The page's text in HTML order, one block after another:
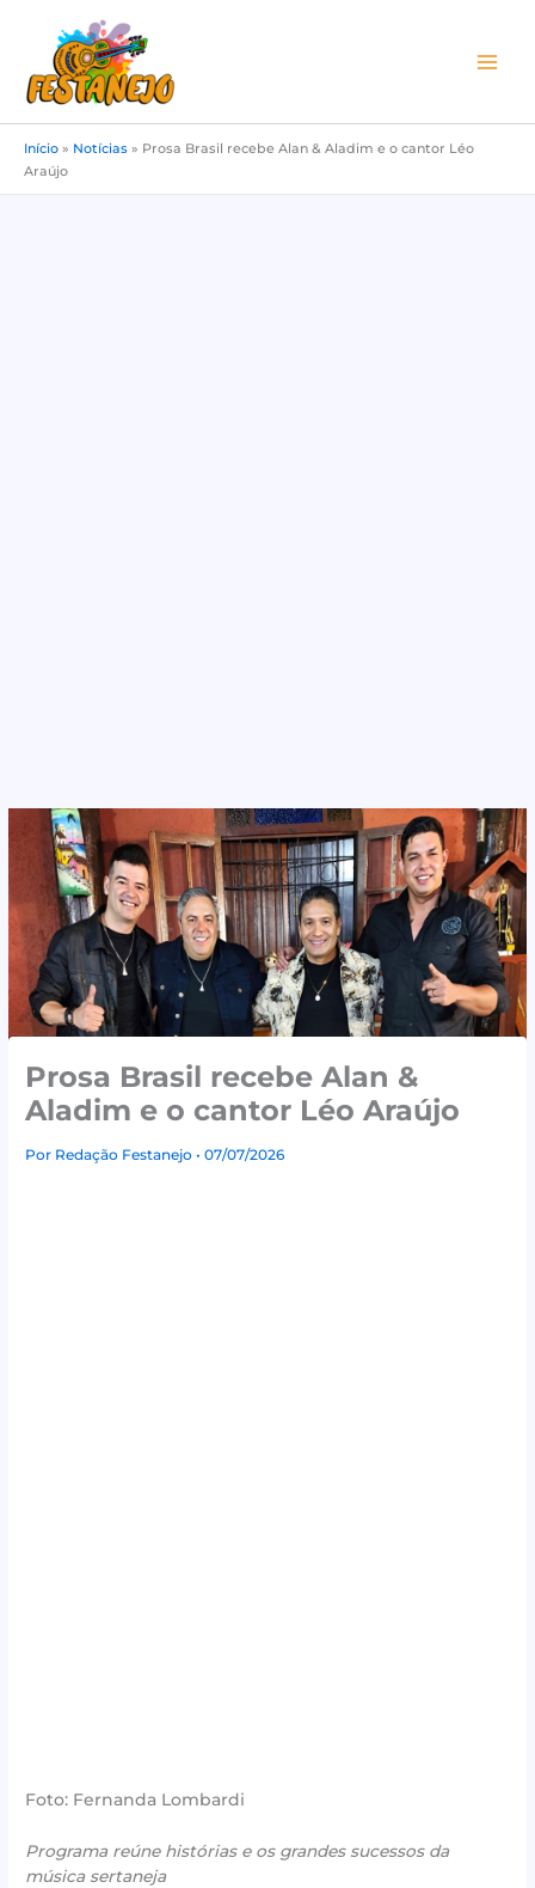
conteúdo
Início » Notícias » Prosa Brasil recebe Alan & Aladim e o cantor Léo
Araújo
Prosa Brasil recebe Alan &
Aladim e o cantor Léo Araújo
Por Redação Festanejo• 07/07/2026
Foto: Fernanda Lombardi
Programa reúne histórias e os grandes sucessos da
música sertaneja